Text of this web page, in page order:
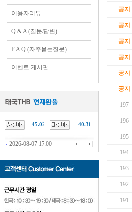
· 이용자리뷰
· Q & A (질문/답변)
· F A Q (자주묻는질문)
· 이벤트 게시판
45.02 40.31
2026-08-07 17:00
공지
공지
공지
공지
공지
공지
197
196
195
194
193
192
191